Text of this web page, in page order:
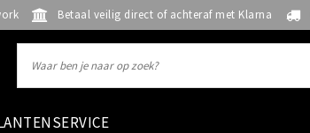
Betaal veilig direct of achteraf met Klarna